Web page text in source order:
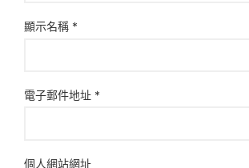
顯示名稱 *
電子郵件地址 *
個人網站網址